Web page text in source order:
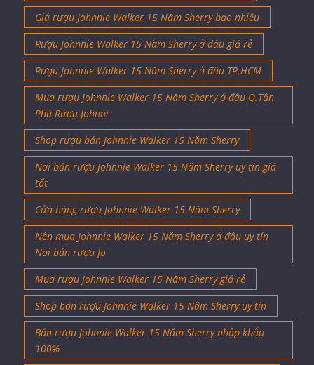
Giá rượu Johnnie Walker 15 Năm Sherry bao nhiêu
Rượu Johnnie Walker 15 Năm Sherry ở đâu giá rẻ
Rượu Johnnie Walker 15 Năm Sherry ở đâu TP.HCM
Mua rượu Johnnie Walker 15 Năm Sherry ở đâu Q.Tân
Phú Rượu Johnni
Shop rượu bán Johnnie Walker 15 Năm Sherry
Nơi bán rượu Johnnie Walker 15 Năm Sherry uy tín giá
tốt
Cửa hàng rượu Johnnie Walker 15 Năm Sherry
Nên mua Johnnie Walker 15 Năm Sherry ở đâu uy tín
Nơi bán rượu Jo
Mua rượu Johnnie Walker 15 Năm Sherry giá rẻ
Shop bán rượu Johnnie Walker 15 Năm Sherry uy tín
Bán rượu Johnnie Walker 15 Năm Sherry nhập khẩu
100%